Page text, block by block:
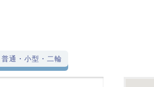
普通・小型・二輪